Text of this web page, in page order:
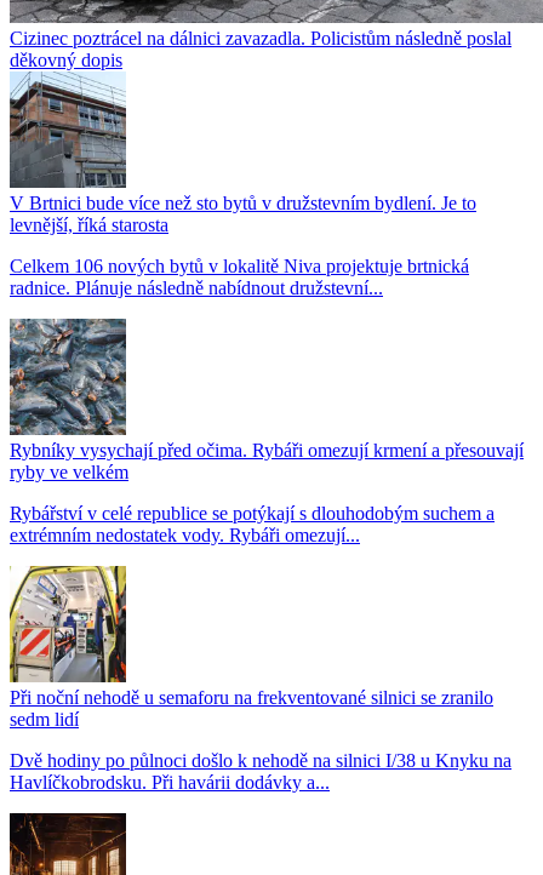
Cizinec poztrácel na dálnici zavazadla. Policistům následně poslal
děkovný dopis
V Brtnici bude více než sto bytů v družstevním bydlení. Je to
levnější, říká starosta
Celkem 106 nových bytů v lokalitě Niva projektuje brtnická
radnice. Plánuje následně nabídnout družstevní...
Rybníky vysychají před očima. Rybáři omezují krmení a přesouvají
ryby ve velkém
Rybářství v celé republice se potýkají s dlouhodobým suchem a
extrémním nedostatek vody. Rybáři omezují...
Při noční nehodě u semaforu na frekventované silnici se zranilo
sedm lidí
Dvě hodiny po půlnoci došlo k nehodě na silnici I/38 u Knyku na
Havlíčkobrodsku. Při havárii dodávky a...